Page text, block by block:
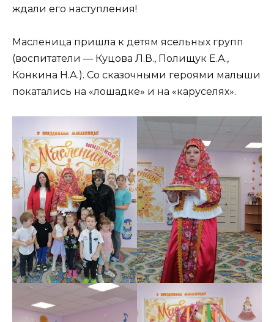
ждали его наступления!
Масленица пришла к детям ясельных групп
(воспитатели — Куцова Л.В., Полищук Е.А.,
Конкина Н.А.). Со сказочными героями малыши
покатались на «лошадке» и на «каруселях».